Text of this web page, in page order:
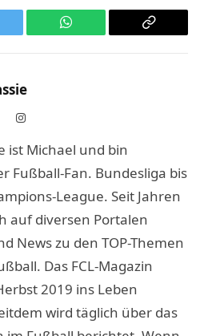
WhatsApp
Copy
Instagram
ist Michael und bin
Fußball-Fan. Bundesliga bis
League. Seit Jahren
auf diversen Portalen
News zu den TOP-Themen
Das FCL-Magazin
2019 ins Leben
wird täglich über das